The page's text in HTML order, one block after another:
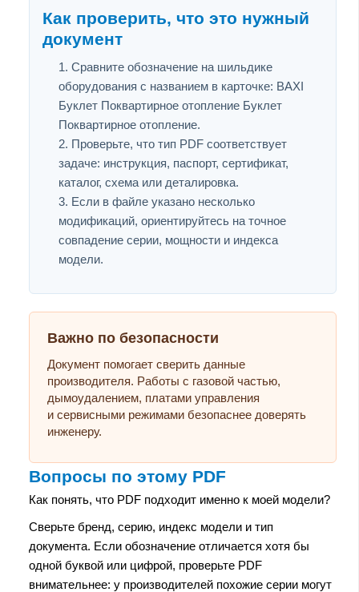
Как проверить, что это нужный
документ
Сравните обозначение на шильдике
оборудования с названием в карточке: BAXI
Буклет Поквартирное отопление Буклет
Поквартирное отопление.
Проверьте, что тип PDF соответствует
задаче: инструкция, паспорт, сертификат,
каталог, схема или деталировка.
Если в файле указано несколько
модификаций, ориентируйтесь на точное
совпадение серии, мощности и индекса
модели.
Важно по безопасности
Документ помогает сверить данные
производителя. Работы с газовой частью,
дымоудалением, платами управления
и сервисными режимами безопаснее доверять
инженеру.
Вопросы по этому PDF
Как понять, что PDF подходит именно к моей модели?
Сверьте бренд, серию, индекс модели и тип
документа. Если обозначение отличается хотя бы
одной буквой или цифрой, проверьте PDF
внимательнее: у производителей похожие серии могут